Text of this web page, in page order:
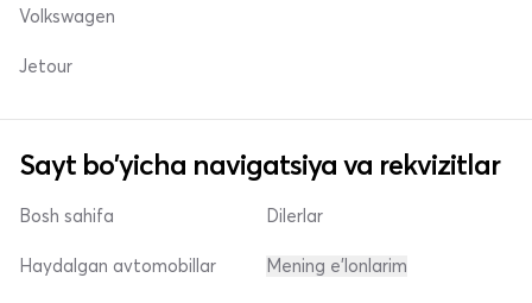
Volkswagen
Jetour
Sayt bo'yicha navigatsiya va rekvizitlar
Bosh sahifa
Haydalgan avtomobillar
Dilerlar
Mening e'lonlarim